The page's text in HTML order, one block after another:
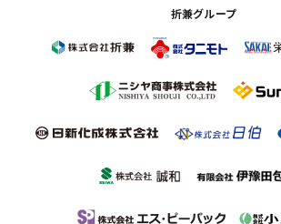
折兼グループ